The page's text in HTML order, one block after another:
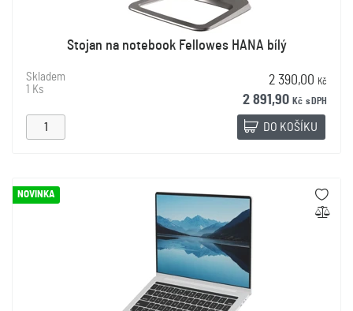
Stojan na notebook Fellowes HANA bílý
Skladem
1 Ks
2 390,00 Kč
2 891,90 Kč s DPH
DO KOŠÍKU
NOVINKA